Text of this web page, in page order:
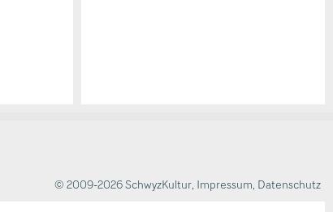
© 2009-2026 SchwyzKultur, Impressum, Datenschutz